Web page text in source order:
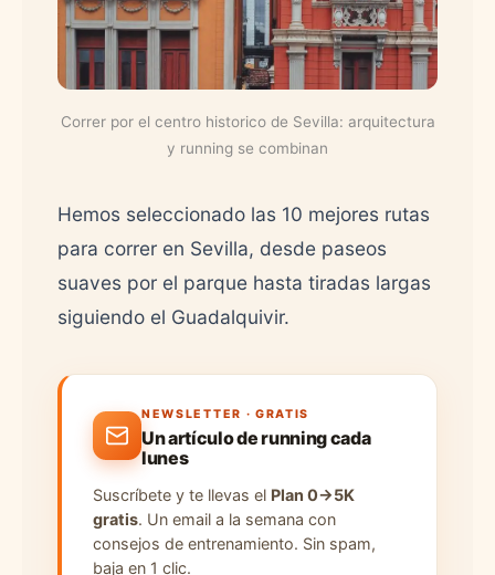
Correr por el centro historico de Sevilla: arquitectura
y running se combinan
Hemos seleccionado las 10 mejores rutas
para correr en Sevilla, desde paseos
suaves por el parque hasta tiradas largas
siguiendo el Guadalquivir.
NEWSLETTER · GRATIS
Un artículo de running cada
lunes
Suscríbete y te llevas el Plan 0→5K
gratis. Un email a la semana con
consejos de entrenamiento. Sin spam,
baja en 1 clic.